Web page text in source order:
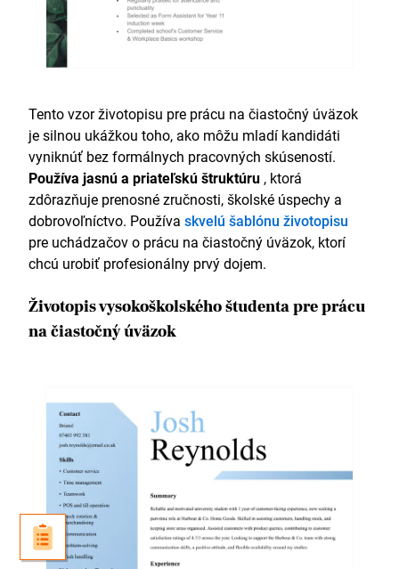
Tento vzor životopisu pre prácu na čiastočný úväzok
je silnou ukážkou toho, ako môžu mladí kandidáti
vyniknúť bez formálnych pracovných skúseností.
Používa jasnú a priateľskú štruktúru , ktorá
zdôrazňuje prenosné zručnosti, školské úspechy a
dobrovoľníctvo. Používa skvelú šablónu životopisu
pre uchádzačov o prácu na čiastočný úväzok, ktorí
chcú urobiť profesionálny prvý dojem.
Životopis vysokoškolského študenta pre prácu
na čiastočný úväzok